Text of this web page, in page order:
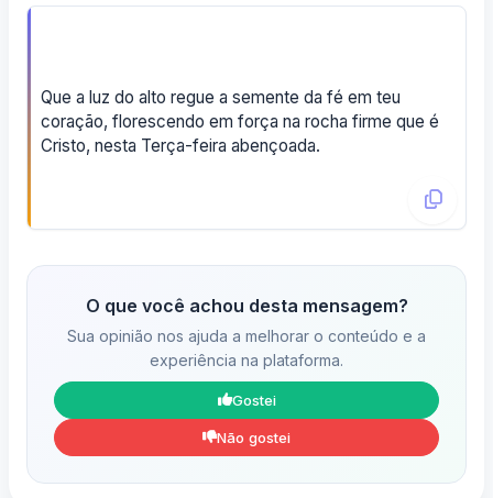
Que a luz do alto regue a semente da fé em teu
coração, florescendo em força na rocha firme que é
Cristo, nesta Terça-feira abençoada.
O que você achou desta mensagem?
Sua opinião nos ajuda a melhorar o conteúdo e a
experiência na plataforma.
Gostei
Não gostei